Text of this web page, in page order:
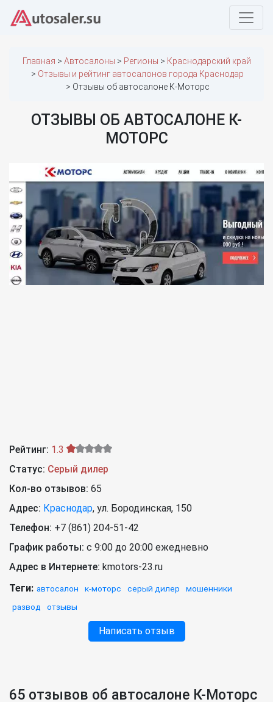
Главная Автосалоны Регионы
Краснодарский край
Отзывы и рейтинг автосалонов города Краснодар
Отзывы об автосалоне К-Моторс
ОТЗЫВЫ ОБ АВТОСАЛОНЕ К-
МОТОРС
Рейтинг: 1.3
Статус: Серый дилер
Кол-во отзывов: 65
Адрес: Краснодар, ул. Бородинская, 150
Телефон: +7 (861) 204-51-42
График работы: с 9:00 до 20:00 ежедневно
Адрес в Интернете: kmotors-23.ru
Теги: автосалон к-моторс серый дилер
мошенники
развод
отзывы
Написать отзыв
65 отзывов об автосалоне К-Моторс